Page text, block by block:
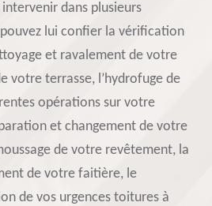
dans plusieurs
lui confier la vérification
et ravalement de votre
votre terrasse, l’hydrofuge de
opérations sur votre
et changement de votre
de votre revêtement, la
de votre faitière, le
de vos urgences toitures à